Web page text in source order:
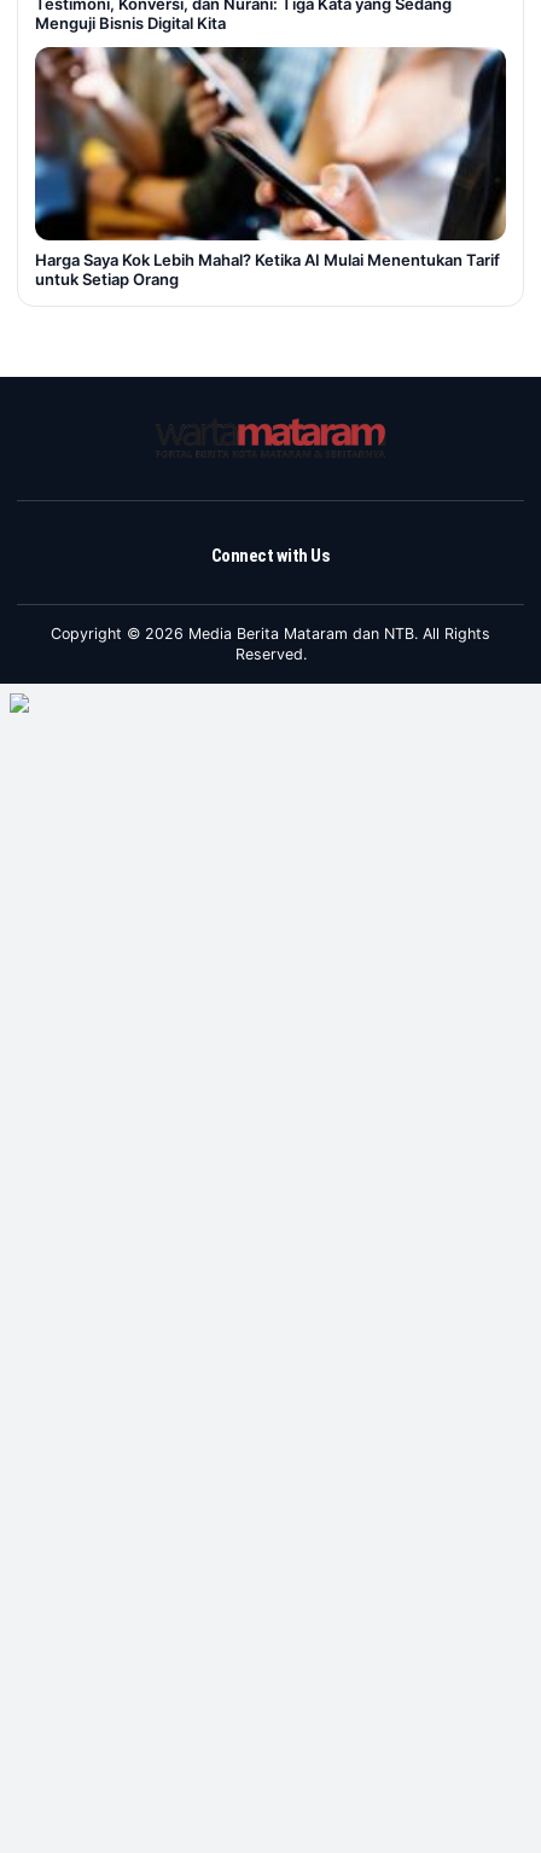
Menguji Bisnis Digital Kita
Harga Saya Kok Lebih Mahal? Ketika AI Mulai Menentukan Tarif
untuk Setiap Orang
Connect with Us
Copyright © 2026 Media Berita Mataram dan NTB. All Rights
Reserved.